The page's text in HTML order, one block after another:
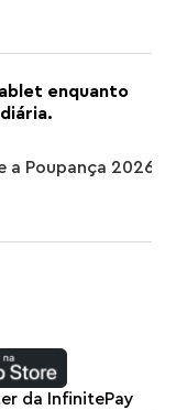
a Poupança 2026
da InfinitePay